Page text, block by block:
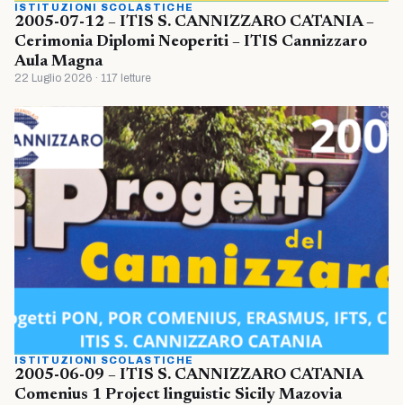
ISTITUZIONI SCOLASTICHE
2005-07-12 – ITIS S. CANNIZZARO CATANIA –
Cerimonia Diplomi Neoperiti – ITIS Cannizzaro
Aula Magna
22 Luglio 2026 · 117 letture
ISTITUZIONI SCOLASTICHE
2005-06-09 – ITIS S. CANNIZZARO CATANIA
Comenius 1 Project linguistic Sicily Mazovia